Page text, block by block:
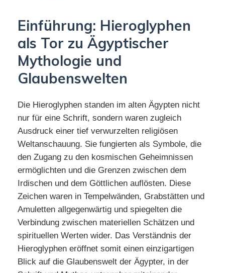
Einführung: Hieroglyphen
als Tor zu Ägyptischer
Mythologie und
Glaubenswelten
Die Hieroglyphen standen im alten Ägypten nicht
nur für eine Schrift, sondern waren zugleich
Ausdruck einer tief verwurzelten religiösen
Weltanschauung. Sie fungierten als Symbole, die
den Zugang zu den kosmischen Geheimnissen
ermöglichten und die Grenzen zwischen dem
Irdischen und dem Göttlichen auflösten. Diese
Zeichen waren in Tempelwänden, Grabstätten und
Amuletten allgegenwärtig und spiegelten die
Verbindung zwischen materiellen Schätzen und
spirituellen Werten wider. Das Verständnis der
Hieroglyphen eröffnet somit einen einzigartigen
Blick auf die Glaubenswelt der Ägypter, in der